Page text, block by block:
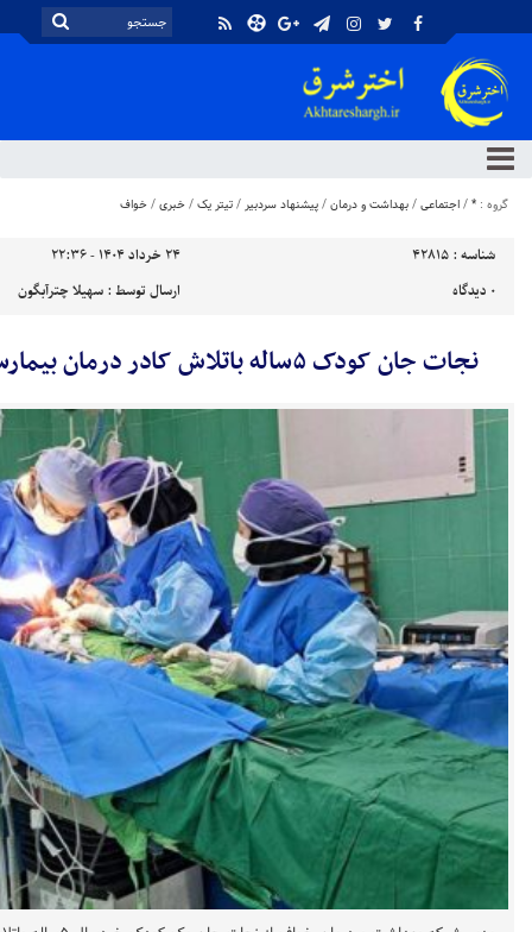
گروه : *
/اجتماعی/بهداشت و درمان/پیشنهاد سردبیر/تیتر یک/خبری/خواف
شناسه : 42815
۲۴ خرداد ۱۴۰۴ - ۲۲:۳۶
۰ دیدگاه ارسال توسط : سهیلا چترآبگون
نجات جان کودک ۵ساله باتلاش کادر درمان بیمارستان ۲۲ بهمن خواف